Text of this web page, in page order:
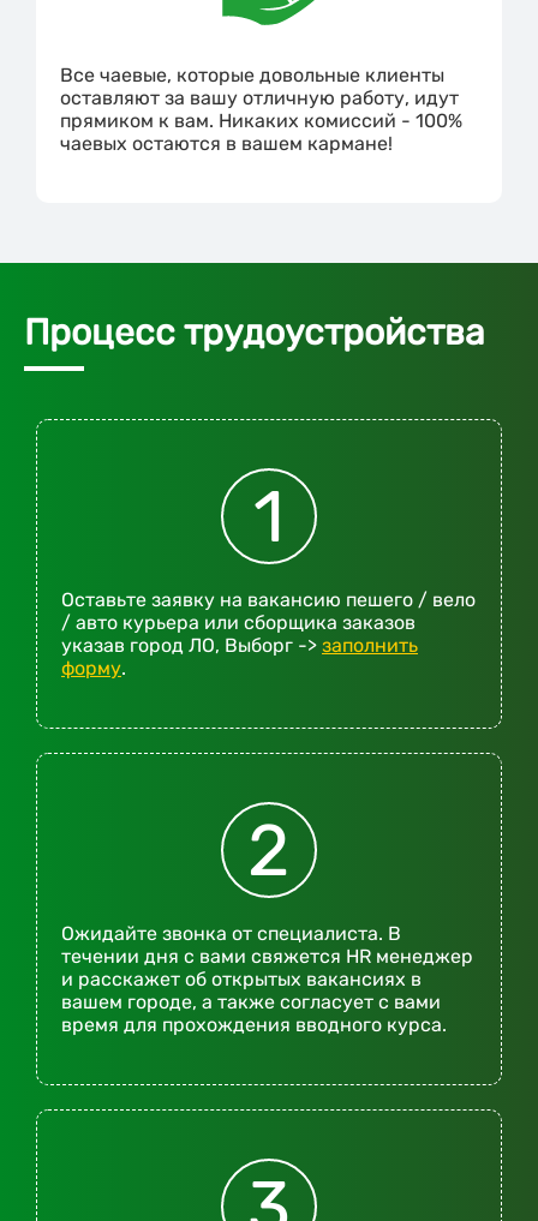
Все чаевые, которые довольные клиенты
оставляют за вашу отличную работу, идут
прямиком к вам. Никаких комиссий - 100%
чаевых остаются в вашем кармане!
Процесс трудоустройства
1
Оставьте заявку на вакансию пешего / вело
/ авто курьера или сборщика заказов
указав город ЛО, Выборг -> заполнить
форму.
2
Ожидайте звонка от специалиста. В
течении дня с вами свяжется HR менеджер
и расскажет об открытых вакансиях в
вашем городе, а также согласует с вами
время для прохождения вводного курса.